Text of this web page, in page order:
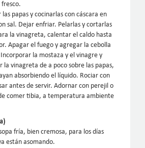
papas y cocinarlas con cáscara en
sal. Dejar enfriar. Pelarlas y cortarlas
la vinagreta, calentar el caldo hasta
Apagar el fuego y agregar la cebolla
la mostaza y el vinagre y
la vinagreta de a poco sobre las papas,
absorbiendo el líquido. Rociar con
antes de servir. Adornar con perejil o
comer tibia, a temperatura ambiente
fría, bien cremosa, para los días
están asomando.